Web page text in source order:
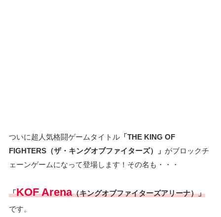
ついに超人気格闘ゲームタイトル 「THE KING OF
FIGHTERS（ザ・キングオブファイターズ）」 がブロックチ
ェーンゲームになって登場します！その名も・・・
「KOF Arena（キングオブファイターズアリーナ）」
です。